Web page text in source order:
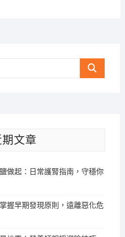
Search
期文章
做起：日常護腎指南，守穩你
握早期發現原則，遠離惡化危